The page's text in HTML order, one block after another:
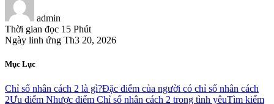
admin
Thời gian đọc 15 Phút
Ngày linh ứng Th3 20, 2026
Mục Lục
Chỉ số nhân cách 2 là gì?Đặc điểm của người có chỉ số nhân cách
2Ưu điểm Nhược điểm Chỉ số nhân cách 2 trong tình yêuTìm kiếm